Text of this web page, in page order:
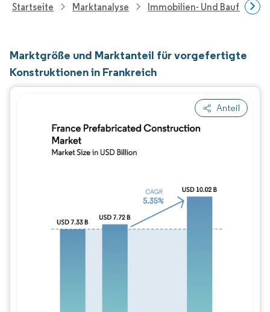
Startseite Marktanalyse Immobilien- Und
Marktgröße und Marktanteil für vorgefertigte
Konstruktionen in Frankreich
Anteil